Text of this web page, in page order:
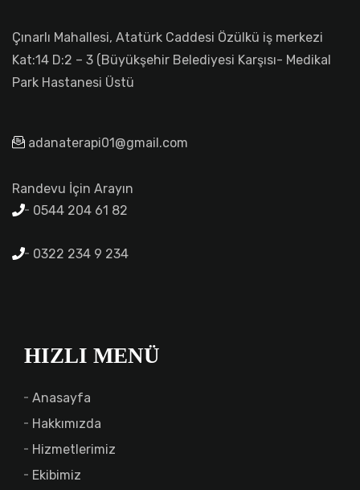
Çınarlı Mahallesi, Atatürk Caddesi Özülkü iş merkezi
Kat:14 D:2 – 3 (Büyükşehir Belediyesi Karşısı- Medikal
Park Hastanesi Üstü
adanaterapi01@gmail.com
Randevu İçin Arayın
0544 204 61 82
0322 234 9 234
HIZLI MENÜ
Anasayfa
Hakkımızda
Hizmetlerimiz
Ekibimiz